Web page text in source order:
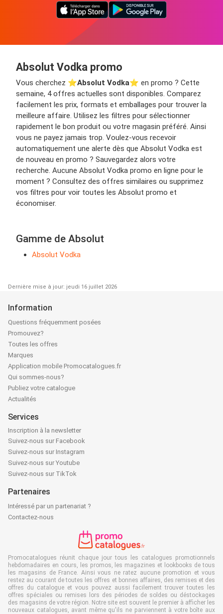
Absolut Vodka promo
Vous cherchez ⭐️Absolut Vodka⭐️ en promo ? Cette
semaine, 4 offres actuelles sont disponibles. Comparez
facilement les prix, formats et emballages pour trouver la
meilleure affaire. Utilisez les filtres pour sélectionner
rapidement le bon produit ou votre magasin préféré. Ainsi
vous ne payez jamais trop. Voulez-vous recevoir
automatiquement une alerte dès que Absolut Vodka est
de nouveau en promo ? Sauvegardez alors votre
recherche. Aucune Absolut Vodka promo en ligne pour le
moment ? Consultez des offres similaires ou supprimez
vos filtres pour voir toutes les Absolut promo et
économiser.
Gamme de Absolut
Absolut Vodka
Dernière mise à jour: jeudi 16 juillet 2026
Information
Questions fréquemment posées
Promouvez?
Toutes les offres
Marques
Application mobile Promocatalogues.fr
Qui sommes-nous?
Publiez votre catalogue
Actualités
Services
Inscription à la newsletter
Suivez-nous sur Facebook
Suivez-nous sur Instagram
Suivez-nous sur Youtube
Suivez-nous sur TikTok
Partenaires
Intéressé par un partenariat ?
Contactez-nous
Promocatalogues réunit chaque jour tous les catalogues promotionnels
hebdomadaires en cours, les promos, les magazines et lookbooks de tous
les magasins de France. Ainsi vous ne ratez aucune promotion et vous
restez au courant de toutes les offres et bonnes affaires, des remises et des
offres du catalogue et vous pouvez aussi facilement trouver toutes les
offres spéciales ou remises lors des périodes de soldes ou déstockages
des magasins de votre région. Notre site est souvent le premier à afficher les
nouveaux catalogues, avant même qu'ils ne parviennent à votre boîte aux